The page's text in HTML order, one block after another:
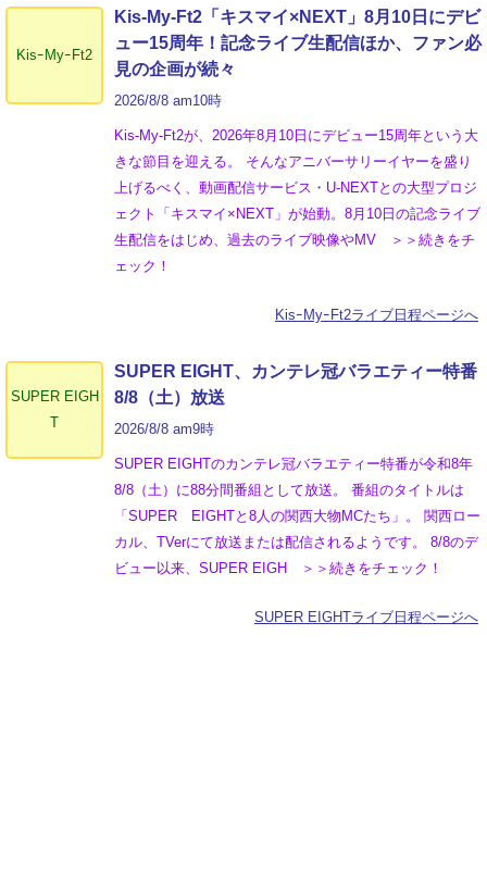
KisｰMyｰFt2
Kis-My-Ft2「キスマイ×NEXT」8月10日にデビ
ュー15周年！記念ライブ生配信ほか、ファン必
見の企画が続々
2026/8/8 am10時
Kis-My-Ft2が、2026年8月10日にデビュー15周年という大
きな節目を迎える。 そんなアニバーサリーイヤーを盛り
上げるべく、動画配信サービス・U-NEXTとの大型プロジ
ェクト「キスマイ×NEXT」が始動。8月10日の記念ライブ
生配信をはじめ、過去のライブ映像やMV ＞＞続きをチ
ェック！
KisｰMyｰFt2ライブ日程ページへ
SUPER EIGH
T
SUPER EIGHT、カンテレ冠バラエティー特番
8/8（土）放送
2026/8/8 am9時
SUPER EIGHTのカンテレ冠バラエティー特番が令和8年
8/8（土）に88分間番組として放送。 番組のタイトルは
「SUPER EIGHTと8人の関西大物MCたち」。 関西ロー
カル、TVerにて放送または配信されるようです。 8/8のデ
ビュー以来、SUPER EIGH ＞＞続きをチェック！
SUPER EIGHTライブ日程ページへ